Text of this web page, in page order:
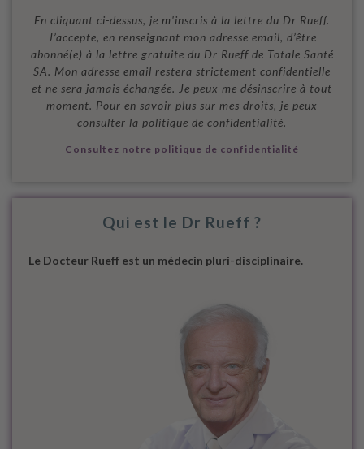
En cliquant ci-dessus, je m'inscris à la lettre du Dr Rueff.
J’accepte, en renseignant mon adresse email, d’être
abonné(e) à la lettre gratuite du Dr Rueff de Totale Santé
SA. Mon adresse email restera strictement confidentielle
et ne sera jamais échangée. Je peux me désinscrire à tout
moment. Pour en savoir plus sur mes droits, je peux
consulter la politique de confidentialité.
Consultez notre politique de confidentialité
Qui est le Dr Rueff ?
Le Docteur Rueff est un médecin pluri-disciplinaire.